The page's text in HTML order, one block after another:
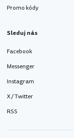
Promo kódy
Sleduj nás
Facebook
Messenger
Instagram
X / Twitter
RSS